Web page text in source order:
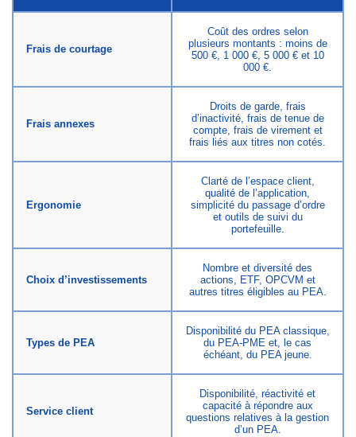
Frais de courtage
Coût des ordres selon
plusieurs montants : moins de
500 €, 1 000 €, 5 000 € et 10
000 €.
Frais annexes
Droits de garde, frais
d’inactivité, frais de tenue de
compte, frais de virement et
frais liés aux titres non cotés.
Ergonomie
Clarté de l’espace client,
qualité de l’application,
simplicité du passage d’ordre
et outils de suivi du
portefeuille.
Choix d’investissements
Nombre et diversité des
actions, ETF, OPCVM et
autres titres éligibles au PEA.
Types de PEA
Disponibilité du PEA classique,
du PEA-PME et, le cas
échéant, du PEA jeune.
Service client
Disponibilité, réactivité et
capacité à répondre aux
questions relatives à la gestion
d’un PEA.